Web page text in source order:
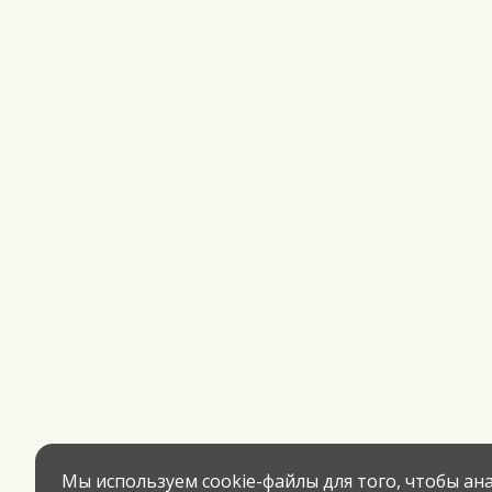
Мы используем cookie-файлы для того, чтобы